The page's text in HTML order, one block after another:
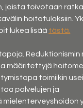
joista toivotaan
hoitotuloksiin.
lukea lisää tästä.
Reduktionismin
määritettyjä
toimiikin
palvelujen ja